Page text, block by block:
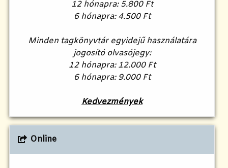
12 hónapra: 5.800 Ft
6 hónapra: 4.500 Ft
Minden tagkönyvtár egyidejű használatára
jogosító olvasójegy:
12 hónapra: 12.000 Ft
6 hónapra: 9.000 Ft
Kedvezmények
Online